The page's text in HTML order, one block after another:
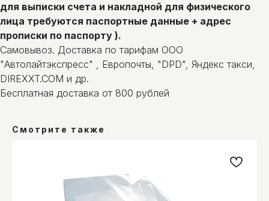
для выписки счета и накладной для физического
лица требуются паспортные данные + адрес
прописки по паспорту ).
Самовывоз. Доставка по тарифам ООО
"Автолайтэкспресс" , Европочты, "DPD", Яндекс такси,
DIREXXT.COM и др.
Бесплатная доставка от 800 рублей
Смотрите также